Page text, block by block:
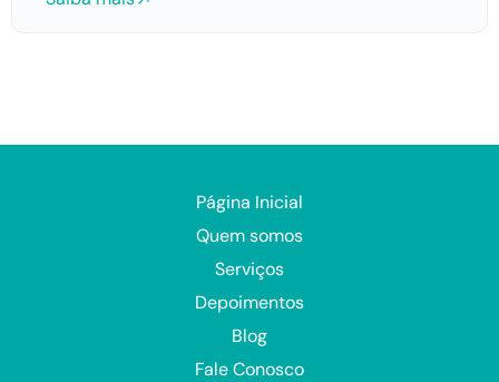
Página Inicial
Quem somos
Serviços
Depoimentos
Blog
Fale Conosco